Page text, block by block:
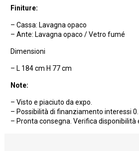
Finiture:
– Cassa: Lavagna opaco
– Ante: Lavagna opaco / Vetro fumé
Dimensioni
– L 184 cm H 77 cm
Note:
– Visto e piaciuto da expo.
– Possibilità di finanziamento interessi 0.
– Pronta consegna. Verifica disponibilità